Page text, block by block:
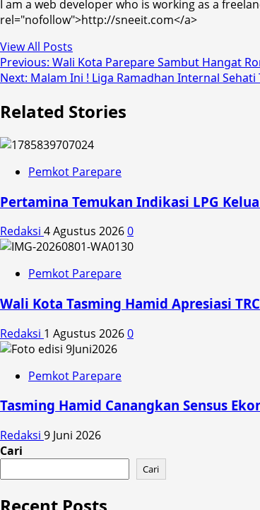
I am a web developer who is working as a
rel="nofollow">http://sneeit.com</a>
View All Posts
Post
navigation
Previous: Wali Kota Parepare Sambut Hangat
Next: Malam Ini ! Liga Ramadhan Internal Sehati
Related Stories
Pemkot Parepare
Pertamina Temukan Indikasi LPG
Redaksi 4 Agustus 20260
Pemkot Parepare
Wali Kota Tasming Hamid Apresiasi
Redaksi 1 Agustus 20260
Pemkot Parepare
Tasming Hamid Canangkan Sensus
Redaksi 9 Juni 2026
Cari
Cari